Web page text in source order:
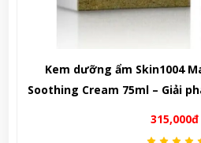
Sữa tắm nước hoa Tesori
chăm sóc da tinh tế,
235,000đ